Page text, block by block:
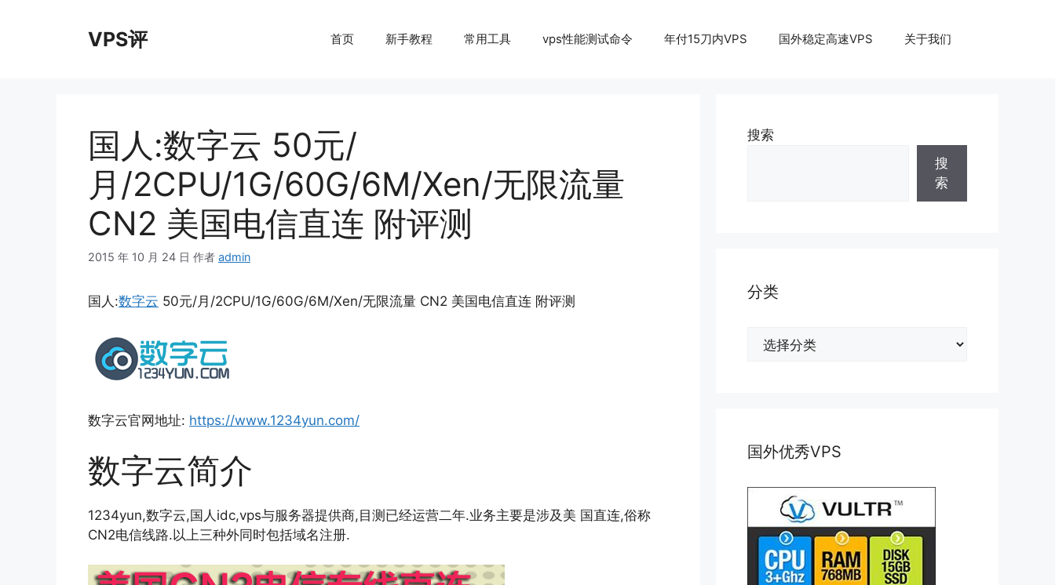
VPS评 首页 新手教程 常用工具 vps性能测试命令 年付15刀内VPS 国外稳定高速VPS 关于我们
国人:数字云 50元/
月/2CPU/1G/60G/6M/Xen/无限流量
CN2 美国电信直连 附评测
2015 年 10 月 24 日 作者 admin
国人:数字云 50元/月/2CPU/1G/60G/6M/Xen/无限流量 CN2 美国电信直连 附评测
数字云官网地址: https://www.1234yun.com/
数字云简介
1234yun,数字云,国人idc,vps与服务器提供商,目测已经运营二年.业务主要是涉及美 国直连,俗称
CN2电信线路.以上三种外同时包括域名注册.
搜索
搜
索
分类
国外优秀VPS